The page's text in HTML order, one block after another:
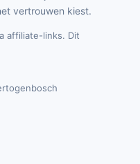
vertrouwen kiest.
affiliate-links. Dit